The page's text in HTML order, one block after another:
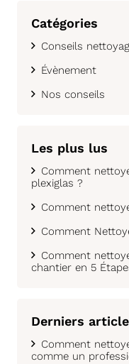
Catégories
Conseils
Évènement
Nos conseils
Les plus lus
Comment
plexiglas ?
Comment
Comment
Comment
chantier en 5
Derniers
Comment
comme un